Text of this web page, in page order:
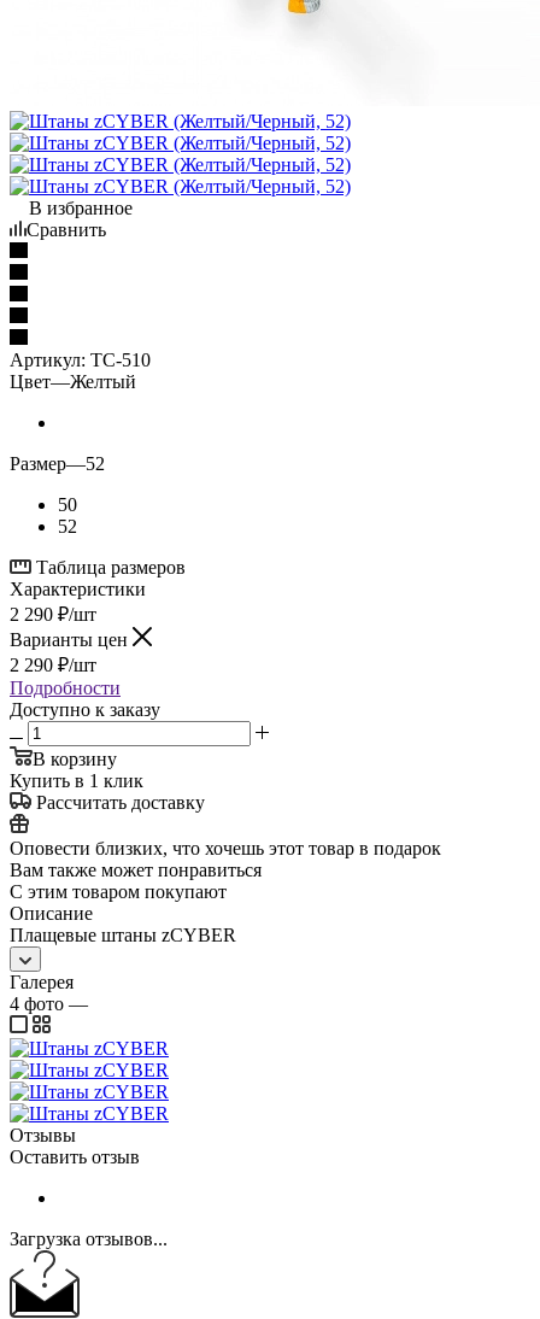
В избранное
Сравнить
Артикул: TC-510
Цвет—Желтый
Размер—52
50
52
Таблица размеров
Характеристики
2 290 ₽/шт
Варианты цен
2 290 ₽/шт
Подробности
Доступно к заказу
В корзину
Купить в 1 клик
Рассчитать доставку
Оповести близких, что хочешь этот товар в подарок
Вам также может понравиться
С этим товаром покупают
Описание
Плащевые штаны zCYBER
Галерея
4 фото —
Отзывы
Оставить отзыв
Загрузка отзывов...